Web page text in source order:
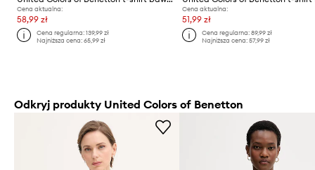
Cena aktualna:
58,99 zł
Cena regularna:139,99 zł
Najniższa cena:65,99 zł
Cena aktualna:
51,99 zł
Cena regularna: 89,99 zł
Najniższa cena: 57,99 zł
Odkryj produkty United Colors of Benetton